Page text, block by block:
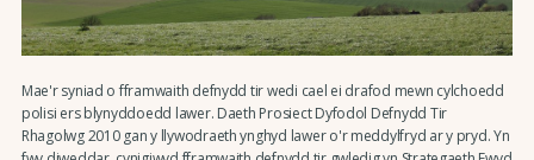
Mae'r syniad o fframwaith defnydd tir wedi cael ei drafod mewn cylchoedd
polisi ers blynyddoedd lawer. Daeth Prosiect Dyfodol Defnydd Tir
Rhagolwg 2010 gan y llywodraeth ynghyd lawer o'r meddylfryd ar y pryd. Yn